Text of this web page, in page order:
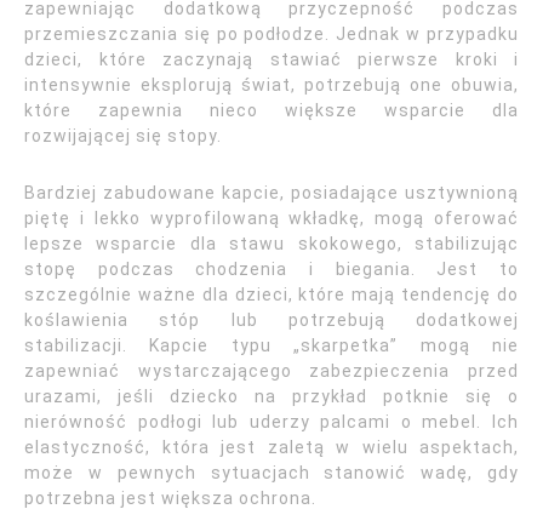
zapewniając dodatkową przyczepność podczas
przemieszczania się po podłodze. Jednak w przypadku
dzieci, które zaczynają stawiać pierwsze kroki i
intensywnie eksplorują świat, potrzebują one obuwia,
które zapewnia nieco większe wsparcie dla
rozwijającej się stopy.
Bardziej zabudowane kapcie, posiadające usztywnioną
piętę i lekko wyprofilowaną wkładkę, mogą oferować
lepsze wsparcie dla stawu skokowego, stabilizując
stopę podczas chodzenia i biegania. Jest to
szczególnie ważne dla dzieci, które mają tendencję do
koślawienia stóp lub potrzebują dodatkowej
stabilizacji. Kapcie typu „skarpetka” mogą nie
zapewniać wystarczającego zabezpieczenia przed
urazami, jeśli dziecko na przykład potknie się o
nierówność podłogi lub uderzy palcami o mebel. Ich
elastyczność, która jest zaletą w wielu aspektach,
może w pewnych sytuacjach stanowić wadę, gdy
potrzebna jest większa ochrona.